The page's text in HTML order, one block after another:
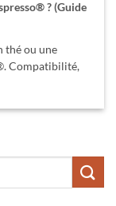
? (Guide
thé ou une
Compatibilité,